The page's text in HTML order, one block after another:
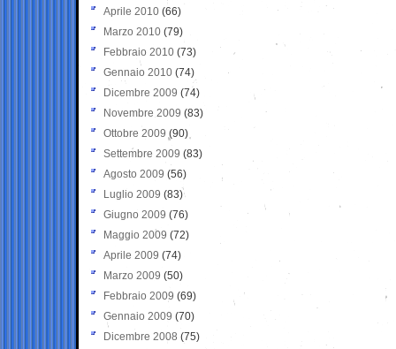
Aprile 2010 (66)
Marzo 2010 (79)
Febbraio 2010 (73)
Gennaio 2010 (74)
Dicembre 2009 (74)
Novembre 2009 (83)
Ottobre 2009 (90)
Settembre 2009 (83)
Agosto 2009 (56)
Luglio 2009 (83)
Giugno 2009 (76)
Maggio 2009 (72)
Aprile 2009 (74)
Marzo 2009 (50)
Febbraio 2009 (69)
Gennaio 2009 (70)
Dicembre 2008 (75)